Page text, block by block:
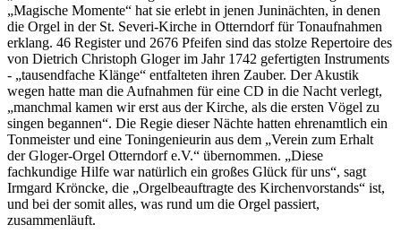
„Magische Momente“ hat sie erlebt in jenen Juninächten, in denen
die Orgel in der St. Severi-Kirche in Otterndorf für Tonaufnahmen
erklang. 46 Register und 2676 Pfeifen sind das stolze Repertoire des
von Dietrich Christoph Gloger im Jahr 1742 gefertigten Instruments
- „tausendfache Klänge“ entfalteten ihren Zauber. Der Akustik
wegen hatte man die Aufnahmen für eine CD in die Nacht verlegt,
„manchmal kamen wir erst aus der Kirche, als die ersten Vögel zu
singen begannen“. Die Regie dieser Nächte hatten ehrenamtlich ein
Tonmeister und eine Toningenieurin aus dem „Verein zum Erhalt
der Gloger-Orgel Otterndorf e.V.“ übernommen. „Diese
fachkundige Hilfe war natürlich ein großes Glück für uns“, sagt
Irmgard Kröncke, die „Orgelbeauftragte des Kirchenvorstands“ ist,
und bei der somit alles, was rund um die Orgel passiert,
zusammenläuft.